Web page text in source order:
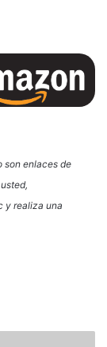
son enlaces de
y realiza una